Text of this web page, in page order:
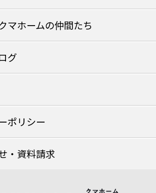
マホームの仲間たち
グ
ポリシー
・資料請求